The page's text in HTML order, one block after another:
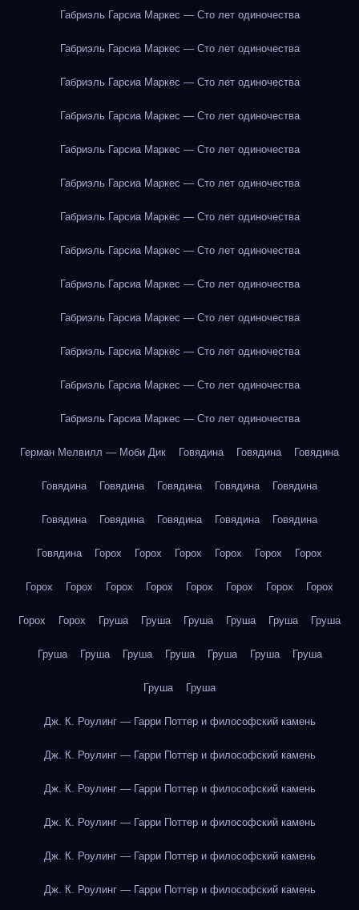
Габриэль Гарсиа Маркес — Сто лет одиночества
Габриэль Гарсиа Маркес — Сто лет одиночества
Габриэль Гарсиа Маркес — Сто лет одиночества
Габриэль Гарсиа Маркес — Сто лет одиночества
Габриэль Гарсиа Маркес — Сто лет одиночества
Габриэль Гарсиа Маркес — Сто лет одиночества
Габриэль Гарсиа Маркес — Сто лет одиночества
Габриэль Гарсиа Маркес — Сто лет одиночества
Габриэль Гарсиа Маркес — Сто лет одиночества
Габриэль Гарсиа Маркес — Сто лет одиночества
Габриэль Гарсиа Маркес — Сто лет одиночества
Габриэль Гарсиа Маркес — Сто лет одиночества
Габриэль Гарсиа Маркес — Сто лет одиночества
Герман Мелвилл — Моби Дик Говядина Говядина Говядина
Говядина Говядина Говядина Говядина Говядина
Говядина Говядина Говядина Говядина Говядина
Говядина Горох Горох Горох Горох Горох Горох
Горох Горох Горох Горох Горох Горох Горох Горох
Горох Горох Груша Груша Груша Груша Груша Груша
Груша Груша Груша Груша Груша Груша Груша
Груша Груша
Дж. К. Роулинг — Гарри Поттер и философский камень
Дж. К. Роулинг — Гарри Поттер и философский камень
Дж. К. Роулинг — Гарри Поттер и философский камень
Дж. К. Роулинг — Гарри Поттер и философский камень
Дж. К. Роулинг — Гарри Поттер и философский камень
Дж. К. Роулинг — Гарри Поттер и философский камень